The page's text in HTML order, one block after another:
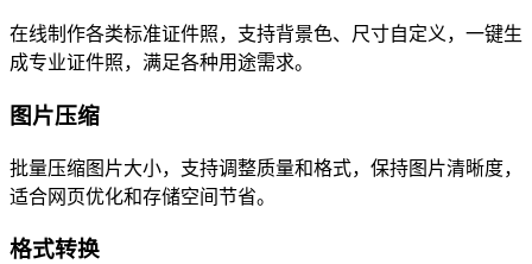
在线制作各类标准证件照，支持背景色、尺寸自定义，一键生
成专业证件照，满足各种用途需求。
图片压缩
批量压缩图片大小，支持调整质量和格式，保持图片清晰度，
适合网页优化和存储空间节省。
格式转换